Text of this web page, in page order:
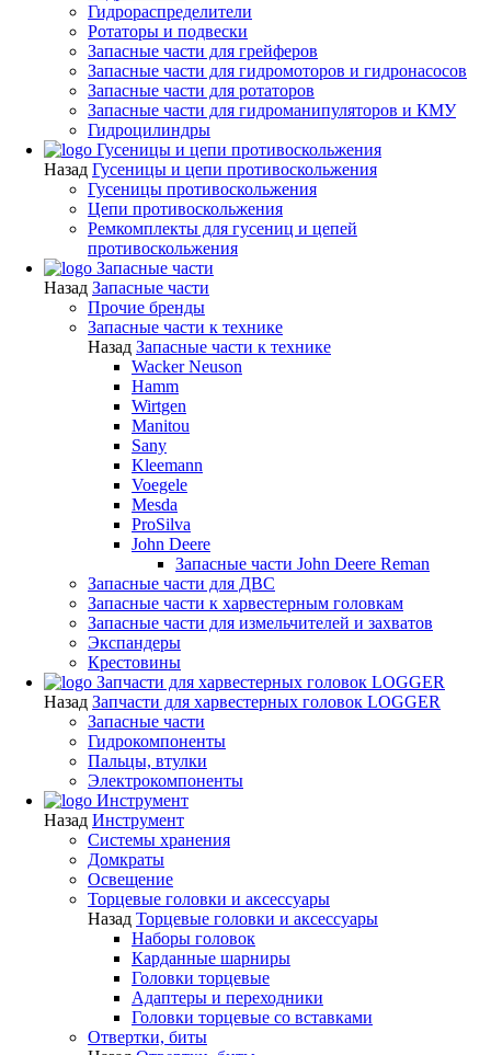
Гидрораспределители
Ротаторы и подвески
Запасные части для грейферов
Запасные части для гидромоторов и гидронасосов
Запасные части для ротаторов
Запасные части для гидроманипуляторов и КМУ
Гидроцилиндры
Гусеницы и цепи противоскольжения
Назад Гусеницы и цепи противоскольжения
Гусеницы противоскольжения
Цепи противоскольжения
Ремкомплекты для гусениц и цепей
противоскольжения
Запасные части
Назад Запасные части
Прочие бренды
Запасные части к технике
Назад Запасные части к технике
Wacker Neuson
Hamm
Wirtgen
Manitou
Sany
Kleemann
Voegele
Mesda
ProSilva
John Deere
Запасные части John Deere Reman
Запасные части для ДВС
Запасные части к харвестерным головкам
Запасные части для измельчителей и захватов
Экспандеры
Крестовины
Запчасти для харвестерных головок LOGGER
Назад Запчасти для харвестерных головок LOGGER
Запасные части
Гидрокомпоненты
Пальцы, втулки
Электрокомпоненты
Инструмент
Назад Инструмент
Системы хранения
Домкраты
Освещение
Торцевые головки и аксессуары
Назад Торцевые головки и аксессуары
Наборы головок
Карданные шарниры
Головки торцевые
Адаптеры и переходники
Головки торцевые со вставками
Отвертки, биты